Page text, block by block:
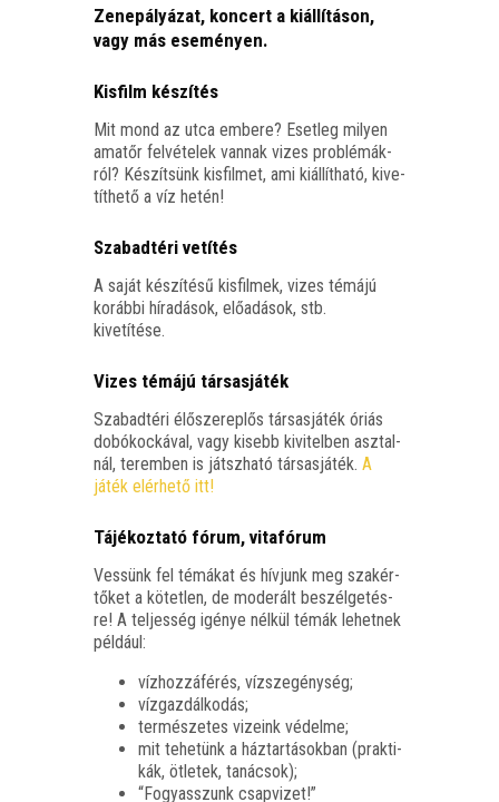
Zenepályázat, koncert a kiállításon,
vagy más eseményen.
Kisfilm készítés
Mit mond az utca embe­re? Eset­leg milyen
ama­tőr fel­vé­te­lek van­nak vizes prob­lé­mák­
ról? Készít­sünk kis­fil­met, ami kiál­lít­ha­tó, kive­
tít­he­tő a víz hetén!
Szabadtéri vetítés
A saját készí­té­sű kis­fil­mek, vizes témá­jú
koráb­bi hír­adá­sok, elő­adá­sok, stb.
kivetítése.
Vizes témájú társasjáték
Sza­bad­té­ri élő­sze­rep­lős tár­sas­já­ték óri­ás
dobó­koc­ká­val, vagy kisebb kivi­tel­ben asz­tal­
nál, terem­ben is játsz­ha­tó tár­sas­já­ték. A
játék elér­he­tő itt!
Tájékoztató fórum, vitafórum
Ves­sünk fel témá­kat és hív­junk meg szak­ér­
tő­ket a kötet­len, de mode­rált beszél­ge­tés­
re! A tel­jes­ség igé­nye nél­kül témák lehet­nek
például:
víz­hoz­zá­fé­rés, vízszegénység;
víz­gaz­dál­ko­dás;
ter­mé­sze­tes vize­ink védelme;
mit tehe­tünk a ház­tar­tá­sok­ban (prak­ti­
kák, ötle­tek, tanácsok);
“Fogyasszunk csap­vi­zet!”